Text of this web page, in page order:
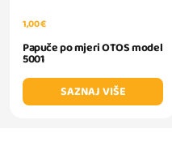
1,00 €
Papuče po mjeri OTOS model
5001
SAZNAJ VIŠE